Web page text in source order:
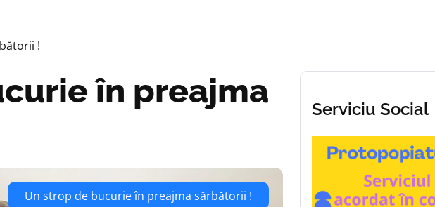
!
în preajma
Un strop de bucurie în preajma sărbătorii !
Serviciu Social